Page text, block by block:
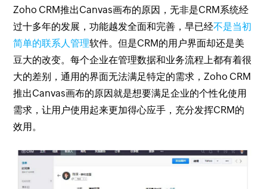
Zoho CRM推出Canvas画布的原因，无非是CRM系统经
过十多年的发展，功能越发全面和完善，早已经不是当初
简单的联系人管理软件。但是CRM的用户界面却还是美
豆大的改变。每个企业在管理数据和业务流程上都有着很
大的差别，通用的界面无法满足特定的需求，Zoho CRM
推出Canvas画布的原因就是想要满足企业的个性化使用
需求，让用户使用起来更加得心应手，充分发挥CRM的
效用。